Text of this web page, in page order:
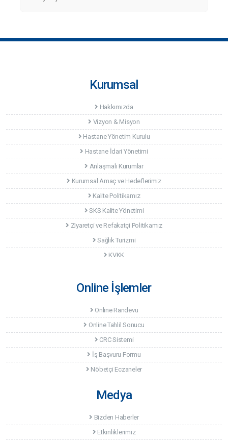
Kurumsal
Hakkımızda
Vizyon & Misyon
Hastane Yönetim Kurulu
Hastane İdari Yönetimi
Anlaşmalı Kurumlar
Kurumsal Amaç ve Hedeflerimiz
Kalite Politikamız
SKS Kalite Yönetimi
Ziyaretçi ve Refakatçi Politikamız
Sağlık Turizmi
KVKK
Online İşlemler
Online Randevu
Online Tahlil Sonucu
CRC Sistemi
İş Başvuru Formu
Nöbetçi Eczaneler
Medya
Bizden Haberler
Etkinliklerimiz